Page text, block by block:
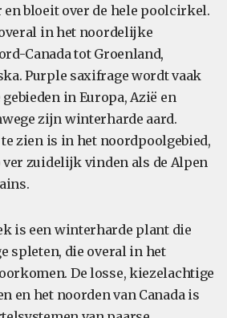
en bloeit over de hele poolcirkel.
in het noordelijke
Canada tot Groenland,
Purple saxifrage wordt vaak
in Europa, Azië en
zijn winterharde aard.
zien is in het noordpoolgebied,
zuidelijk vinden als de Alpen
is een winterharde plant die
spleten, die overal in het
De losse, kiezelachtige
en het noorden van Canada is